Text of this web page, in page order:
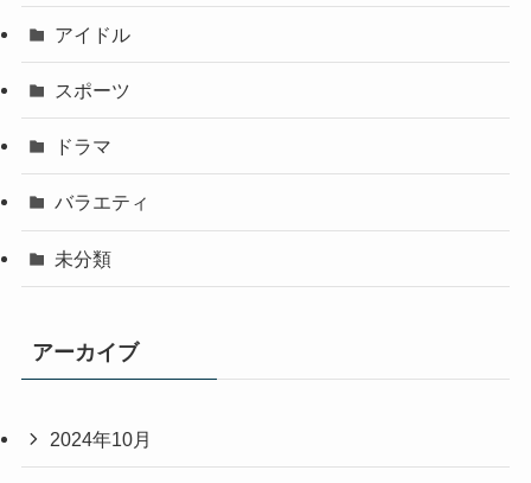
アイドル
スポーツ
ドラマ
バラエティ
未分類
アーカイブ
2024年10月